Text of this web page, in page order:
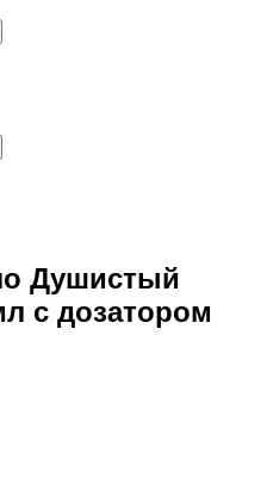
Душистый
с дозатором